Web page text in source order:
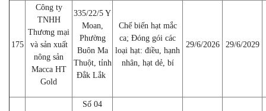
175
Công ty
TNHH
Thương mại
và sản xuất
nông sản
Macca HT
Gold
335/22/5 Y
Moan,
Phường
Buôn Ma
Thuột, tỉnh
Đắk Lắk
Chế biến hạt mắc
ca; Đóng gói các
loại hạt: điều, hạnh
nhân, hạt dẻ, bí
29/6/2026 29/6/2029
Số 04